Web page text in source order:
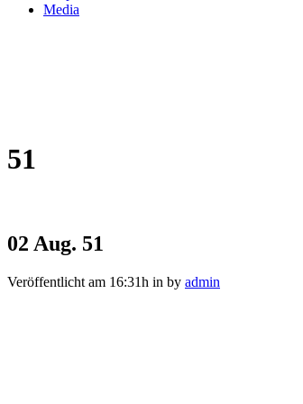
Media
51
02 Aug. 51
Veröffentlicht am 16:31h in by admin